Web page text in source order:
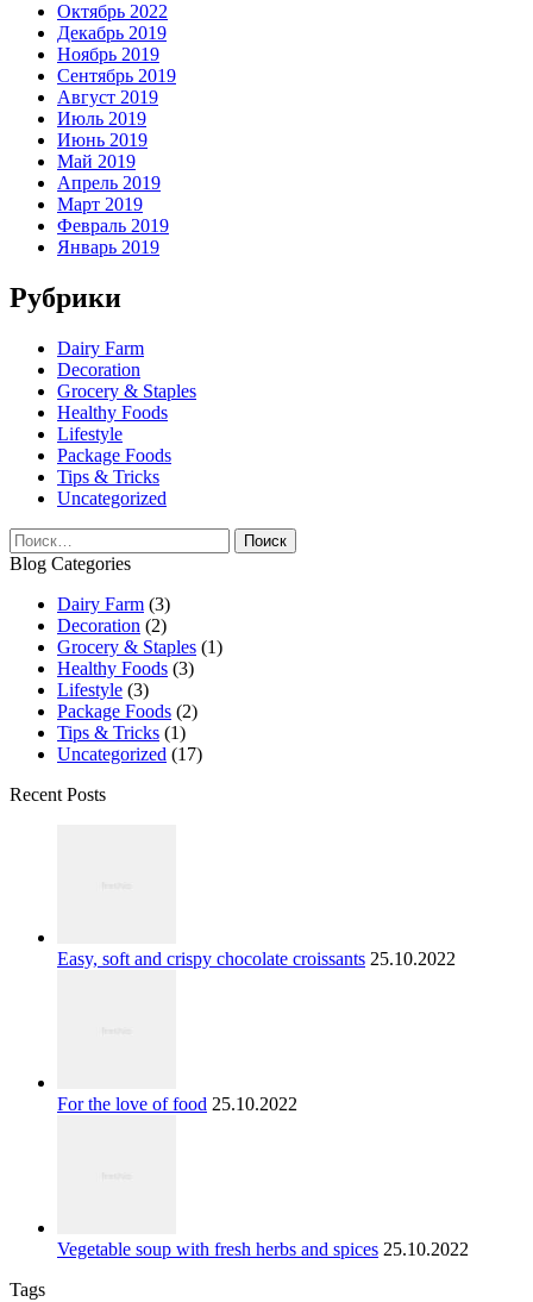
Октябрь 2022
Декабрь 2019
Ноябрь 2019
Сентябрь 2019
Август 2019
Июль 2019
Июнь 2019
Май 2019
Апрель 2019
Март 2019
Февраль 2019
Январь 2019
Рубрики
Dairy Farm
Decoration
Grocery & Staples
Healthy Foods
Lifestyle
Package Foods
Tips & Tricks
Uncategorized
Найти:
Blog Categories
Dairy Farm (3)
Decoration (2)
Grocery & Staples (1)
Healthy Foods (3)
Lifestyle (3)
Package Foods (2)
Tips & Tricks (1)
Uncategorized (17)
Recent Posts
Easy, soft and crispy chocolate croissants 25.10.2022
For the love of food 25.10.2022
Vegetable soup with fresh herbs and spices 25.10.2022
Tags